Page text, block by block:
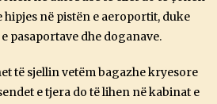
në pistën e aeroportit, duke
pasaportave dhe doganave.
të sjellin vetëm bagazhe kryesore
e tjera do të lihen në kabinat e